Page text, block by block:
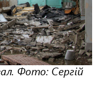
Фото: Сергій